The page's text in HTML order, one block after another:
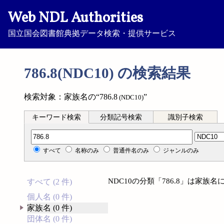
Web NDL Authorities
国立国会図書館典拠データ検索・提供サービス
786.8(NDC10) の検索結果
検索対象：家族名の“786.8 (NDC10)”
キーワード検索 分類記号検索 識別子検索
分類記号検索
すべて 名称のみ 普通件名のみ ジャンルのみ
すべて (2 件)
個人名 (0 件)
家族名 (0 件)
団体名 (0 件)
NDC10の分類「786.8」は家族名